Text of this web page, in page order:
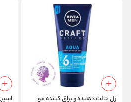
ژل حالت دهنده و براق کننده مو